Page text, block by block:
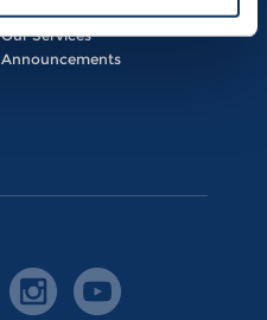
About us
Our Services
Announcements